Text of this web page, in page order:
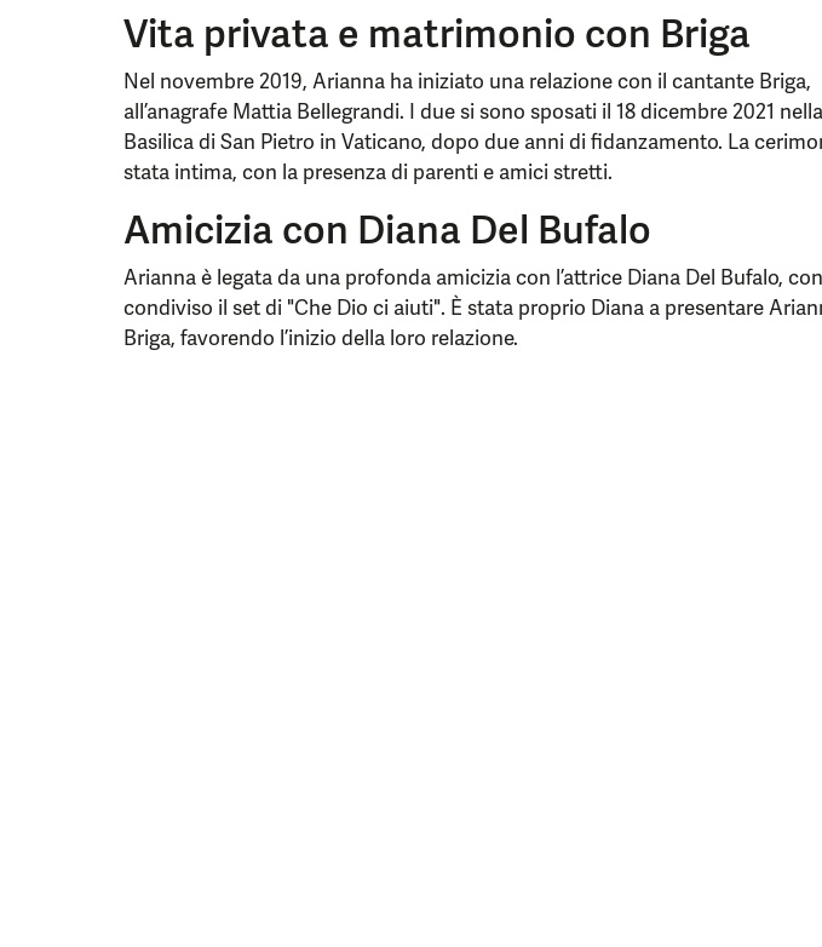
Vita privata e matrimonio con Briga
Nel novembre 2019, Arianna ha iniziato una relazione con il cantante Briga,
all’anagrafe Mattia Bellegrandi. I due si sono sposati il 18 dicembre 2021 nella
Basilica di San Pietro in Vaticano, dopo due anni di fidanzamento. La
stata intima, con la presenza di parenti e amici stretti.
Amicizia con Diana Del Bufalo
Arianna è legata da una profonda amicizia con l’attrice Diana Del Bufalo,
condiviso il set di "Che Dio ci aiuti". È stata proprio Diana a presentare
Briga, favorendo l’inizio della loro relazione.